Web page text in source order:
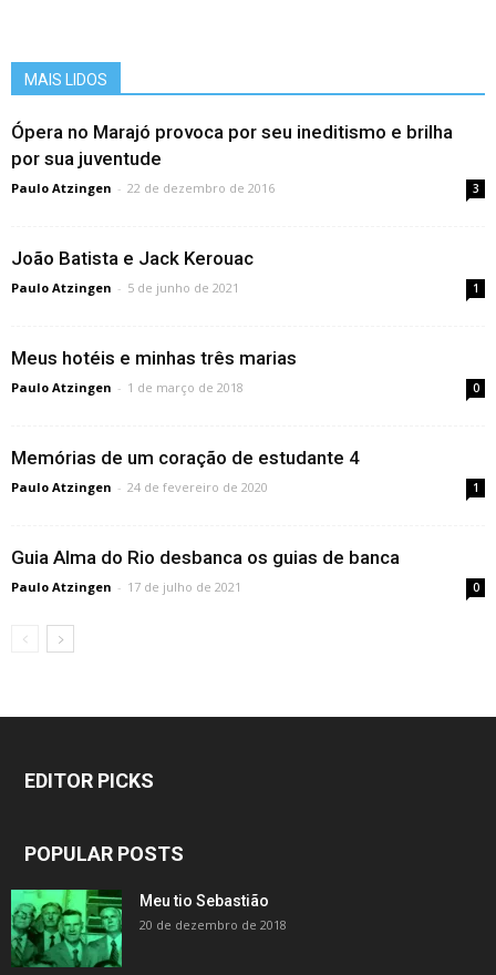
MAIS LIDOS
Ópera no Marajó provoca por seu ineditismo e brilha
por sua juventude
Paulo Atzingen - 22 de dezembro de 2016 3
João Batista e Jack Kerouac
Paulo Atzingen - 5 de junho de 2021 1
Meus hotéis e minhas três marias
Paulo Atzingen - 1 de março de 2018 0
Memórias de um coração de estudante 4
Paulo Atzingen - 24 de fevereiro de 2020 1
Guia Alma do Rio desbanca os guias de banca
Paulo Atzingen - 17 de julho de 2021 0
EDITOR PICKS
POPULAR POSTS
Meu tio Sebastião
20 de dezembro de 2018